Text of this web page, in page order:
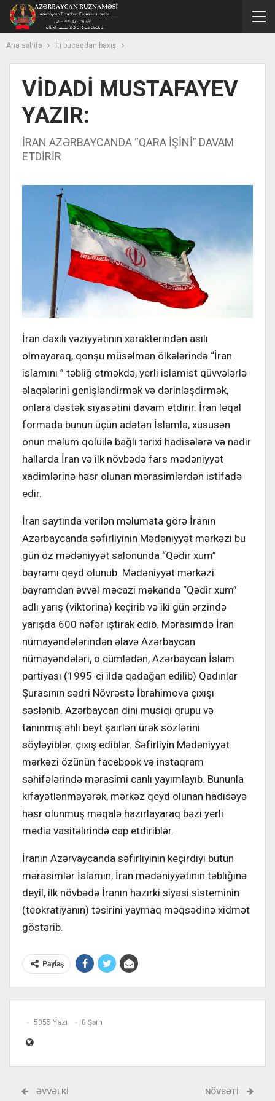
Ana səhifə İti bucaqdan baxış
VİDADİ MUSTAFAYEV
YAZIR:
İRAN AZƏRBAYCANDA “QARA İŞİNİ” DAVAM
ETDİRİR
İran daxili vəziyyətinin xarakterindən asılı
olmayaraq, qonşu müsəlman ölkələrində “İran
islamını ” təbliğ etməkdə, yerli islamist qüvvələrlə
əlaqələrini genişləndirmək və dərinləşdirmək,
onlara dəstək siyasətini davam etdirir. İran leqal
formada bunun üçün adətən İslamla, xüsusən
onun məlum qoluilə bağlı tarixi hadisələrə və nadir
hallarda İran və ilk növbədə fars mədəniyyət
xadimlərinə həsr olunan mərasimlərdən istifadə
edir.
İran saytında verilən məlumata görə İranın
Azərbaycanda səfirliyinin Mədəniyyət mərkəzi bu
gün öz mədəniyyət salonunda “Qədir xum”
bayramı qeyd olunub. Mədəniyyət mərkəzi
bayramdan əvvəl məcazi məkanda “Qədir xum”
adlı yarış (viktorina) keçirib və iki gün ərzində
yarışda 600 nəfər iştirak edib. Mərasimdə İran
nümayəndələrindən əlavə Azərbaycan
nümayəndələri, o cümlədən, Azərbaycan İslam
partiyası (1995-ci ildə qadağan edilib) Qadınlar
Şurasının sədri Növrəstə İbrahimova çıxışı
səslənib. Azərbaycan dini musiqi qrupu və
tanınmış əhli beyt şairləri ürək sözlərini
söyləyiblər. çıxış ediblər. Səfirliyin Mədəniyyət
mərkəzi özünün facebook və instaqram
səhifələrində mərasimi canlı yayımlayıb. Bununla
kifayətlənməyərək, mərkəz qeyd olunan hadisəyə
həsr olunmuş məqalə hazırlayaraq bəzi yerli
media vasitəlırində cap etdiriblər.
İranın Azərvaycanda səfirliyinin keçirdiyi bütün
mərasimlər İslamın, İran mədəniyyətinin təbliğinə
deyil, ilk növbədə İranın hazırki siyasi sisteminin
(teokratiyanın) təsirini yaymaq məqsədinə xidmət
göstərib.
Paylaş
5055 Yazı 0 Şərh
ƏVVƏLKI NÖVBƏTI